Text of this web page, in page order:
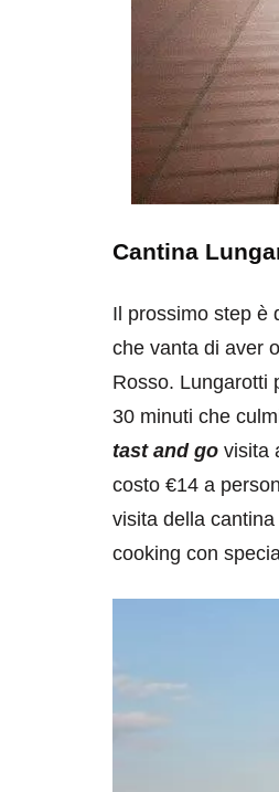
Cantina
Il prossimo step è
che vanta di aver
Rosso. Lungarotti
30 minuti che
tast and go visita
costo €14 a
visita della
cooking con